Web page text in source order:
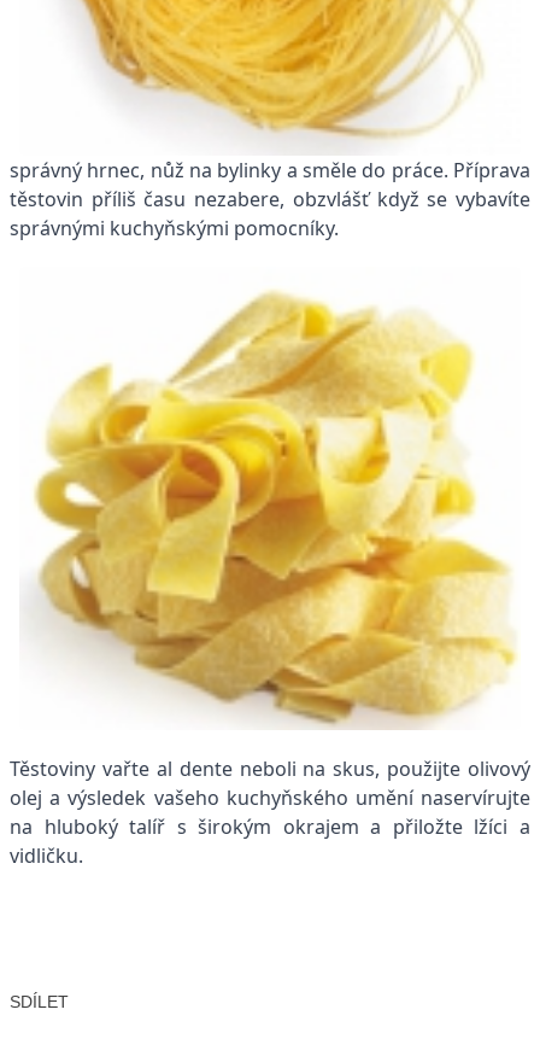
správný hrnec, nůž na bylinky a směle do práce. Příprava
těstovin příliš času nezabere, obzvlášť když se vybavíte
správnými kuchyňskými pomocníky.
Těstoviny vařte al dente neboli na skus, použijte olivový
olej a výsledek vašeho kuchyňského umění naservírujte
na hluboký talíř s širokým okrajem a přiložte lžíci a
vidličku.
SDÍLET